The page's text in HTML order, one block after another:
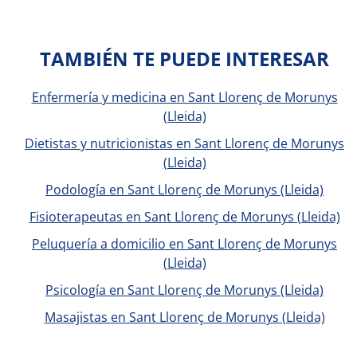
TAMBIÉN TE PUEDE INTERESAR
Enfermería y medicina en Sant Llorenç de Morunys
(Lleida)
Dietistas y nutricionistas en Sant Llorenç de Morunys
(Lleida)
Podología en Sant Llorenç de Morunys (Lleida)
Fisioterapeutas en Sant Llorenç de Morunys (Lleida)
Peluquería a domicilio en Sant Llorenç de Morunys
(Lleida)
Psicología en Sant Llorenç de Morunys (Lleida)
Masajistas en Sant Llorenç de Morunys (Lleida)